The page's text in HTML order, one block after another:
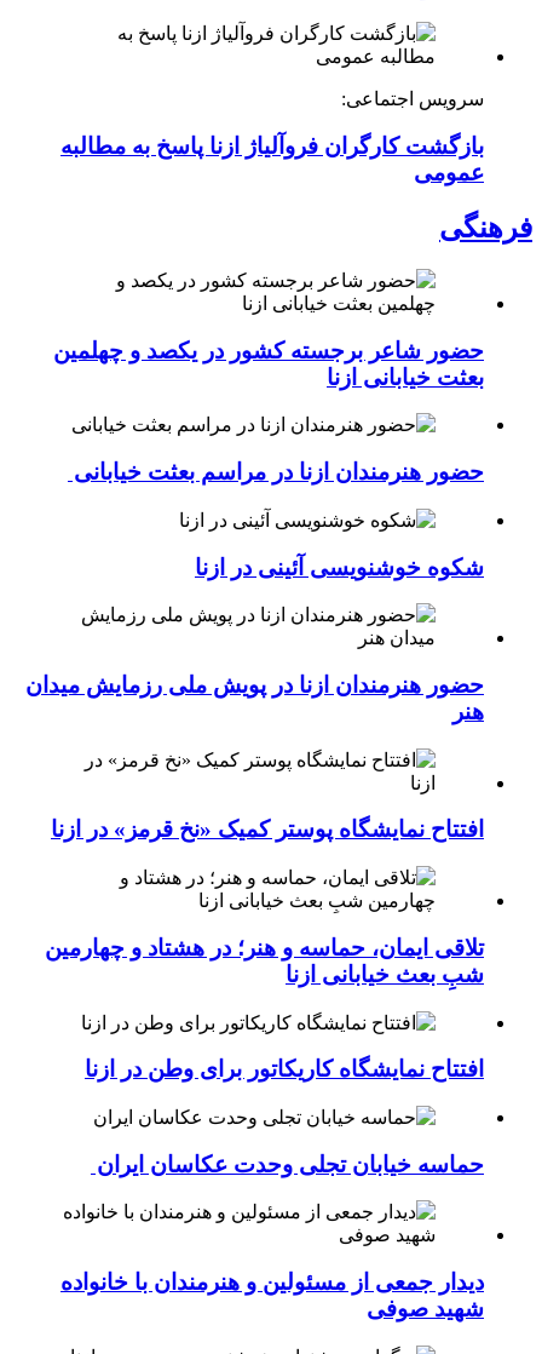
سرویس اجتماعی:
بازگشت کارگران فروآلیاژ ازنا پاسخ به مطالبه
عمومی
فرهنگی
حضور شاعر برجسته کشور در یکصد و چهلمین
بعثت خیابانی ازنا
حضور هنرمندان ازنا در مراسم بعثت خیابانی
شکوه خوشنویسی آئینی در ازنا
حضور هنرمندان ازنا در پویش ملی رزمایش میدان
هنر
افتتاح نمایشگاه پوستر کمیک «نخ قرمز» در ازنا
تلاقی ایمان، حماسه و هنر؛ در هشتاد و چهارمین
شبِ بعث خیابانی ازنا
افتتاح نمایشگاه کاریکاتور برای وطن در ازنا
حماسه خیابان تجلی وحدت عکاسان ایران
دیدار جمعی از مسئولین و هنرمندان با خانواده
شهید صوفی